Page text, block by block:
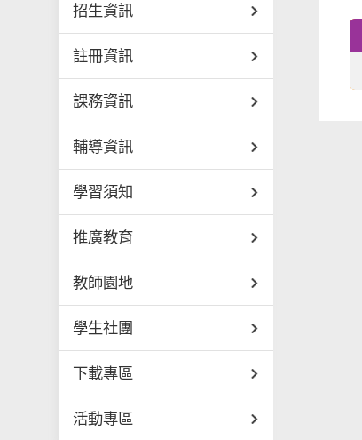
招生資訊
註冊資訊
課務資訊
輔導資訊
學習須知
推廣教育
教師園地
學生社團
下載專區
活動專區